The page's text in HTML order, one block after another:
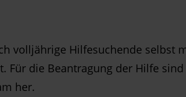
volljährige Hilfesuchende
Für die Beantragung der Hilfe
her.